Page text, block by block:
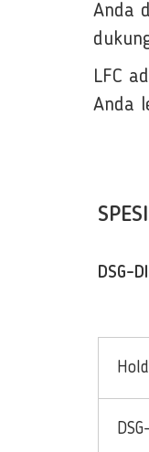
Anda
LFC
Anda
DSG-